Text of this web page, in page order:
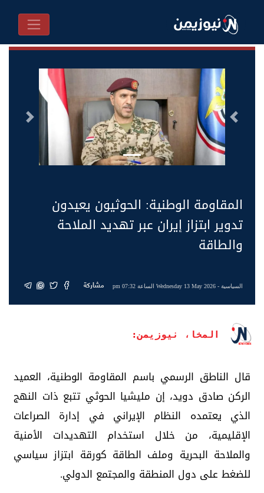
السابق التالى
المقاومة الوطنية: الحوثيون يعيدون
تدوير ابتزاز إيران عبر تهديد الملاحة
والطاقة
السياسية- Wednesday 13 May 2026 الساعة 07:32 pm مشاركة
المخا، نيوزيمن:
قال الناطق الرسمي باسم المقاومة الوطنية، العميد
الركن صادق دويد، إن مليشيا الحوثي تتبع ذات النهج
الذي يعتمده النظام الإيراني في إدارة الصراعات
الإقليمية، من خلال استخدام التهديدات الأمنية
والملاحة البحرية وملف الطاقة كورقة ابتزاز سياسي
للضغط على دول المنطقة والمجتمع الدولي.